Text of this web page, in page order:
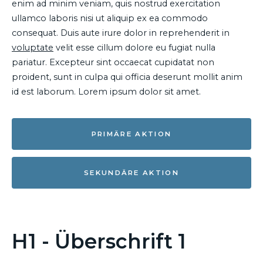
enim ad minim veniam, quis nostrud exercitation
ullamco laboris nisi ut aliquip ex ea commodo
consequat. Duis aute irure dolor in reprehenderit in
voluptate velit esse cillum dolore eu fugiat nulla
pariatur. Excepteur sint occaecat cupidatat non
proident, sunt in culpa qui officia deserunt mollit anim
id est laborum. Lorem ipsum dolor sit amet.
PRIMÄRE AKTION
SEKUNDÄRE AKTION
H1 - Überschrift 1